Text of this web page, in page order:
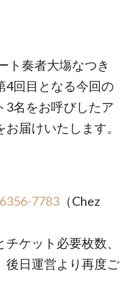
ト奏者大塲なつき
4回目となる今回の
3名をお呼びしたア
届けいたします。
7783 （Chez
ケット必要枚数、
後日運営より再度ご